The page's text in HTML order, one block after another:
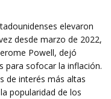
elevaron
desde marzo de 2022,
Powell, dejó
para sofocar la inflación.
de interés más altas
popularidad de los